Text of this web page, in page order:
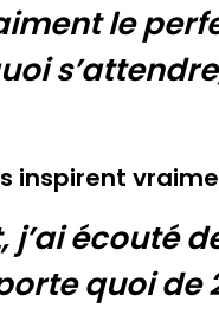
le
inspirent
j’ai écouté
quoi de